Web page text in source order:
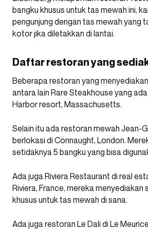
bangku khusus untuk tas mewah ini,
pengunjung dengan tas mewah yang
kotor jika diletakkan di lantai.
Daftar restoran yang
Beberapa restoran yang
antara lain Rare Steakhouse yang
Harbor resort, Massachusetts.
Selain itu ada restoran mewah Jean-
berlokasi di Connaught, London.
setidaknya 5 bangku yang bisa
Ada juga Riviera Restaurant di real
Riviera, France, mereka menyediakan
khusus untuk tas mewah di sana.
Ada juga restoran Le Dali di Le